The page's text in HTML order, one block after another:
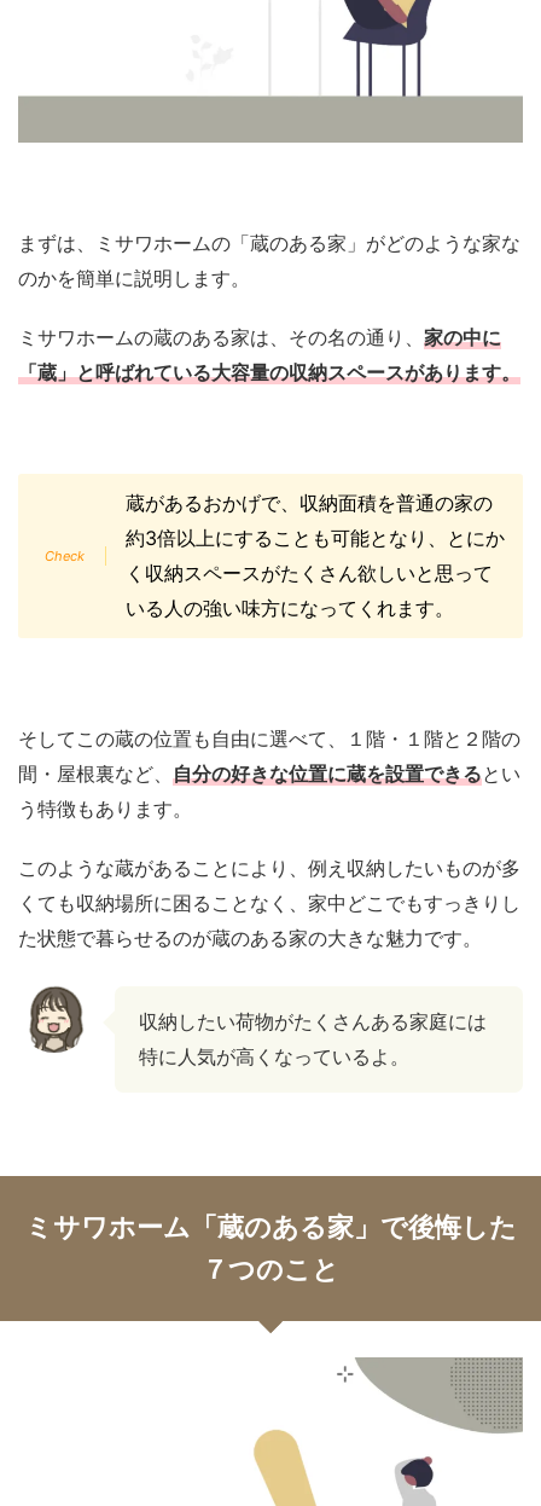
まずは、ミサワホームの「蔵のある家」がどのような家な
のかを簡単に説明します。
ミサワホームの蔵のある家は、その名の通り、 家の中に
「蔵」と呼ばれている大容量の収納スペースがあります。
蔵があるおかげで、収納面積を普通の家の
約3倍以上にすることも可能となり、とにか
く収納スペースがたくさん欲しいと思って
いる人の強い味方になってくれます。
そしてこの蔵の位置も自由に選べて、１階・１階と２階の
間・屋根裏など、 自分の好きな位置に蔵を設置できるとい
う特徴もあります。
このような蔵があることにより、例え収納したいものが多
くても収納場所に困ることなく、家中どこでもすっきりし
た状態で暮らせるのが蔵のある家の大きな魅力です。
収納したい荷物がたくさんある家庭には
特に人気が高くなっているよ。
ミサワホーム「蔵のある家」で後悔した
７つのこと